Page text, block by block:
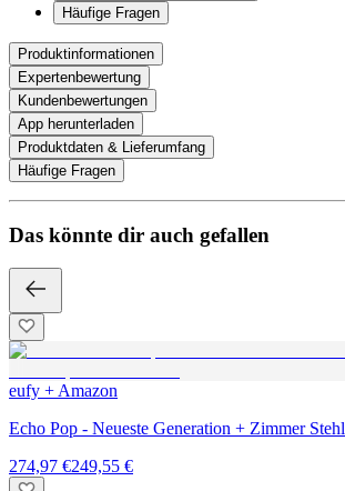
Häufige Fragen
Produktinformationen
Expertenbewertung
Kundenbewertungen
App herunterladen
Produktdaten & Lieferumfang
Häufige Fragen
Das könnte dir auch gefallen
eufy + Amazon
Echo Pop - Neueste Generation + Zimmer
274,97 €249,55 €